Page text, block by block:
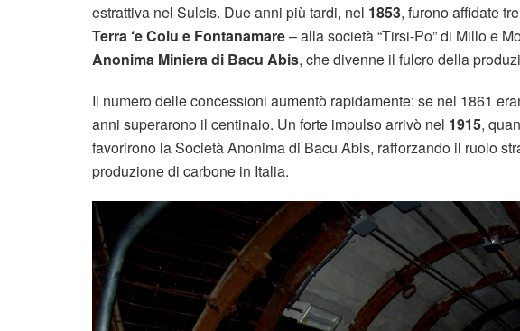
estrattiva nel Sulcis. Due anni più tardi, nel 1853, furono affidate
Terra ‘e Colu e Fontanamare– alla società “Tirsi-Po” di Millo e
Anonima Miniera di Bacu Abis, che divenne il fulcro della
Il numero delle concessioni aumentò rapidamente: se nel 1861
anni superarono il centinaio. Un forte impulso arrivò nel 1915,
favorirono la Società Anonima di Bacu Abis, rafforzando il ruolo
produzione di carbone in Italia.